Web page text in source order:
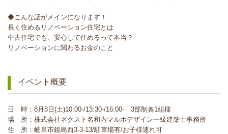
◆こんな話がメインになります！
長く住めるリノベーション住宅とは
中古住宅でも、安心して住めるって本当？
リノベーションに関わるお金のこと
イベント概要
日 時：8月8日(土)10:00-/13:30-/16:00- 3部制各1組様
場 所：株式会社ネクスト名和内マルホデザイン一級建築士事務所
住 所：岐阜市鏡島西3-3-13/駐車場有/お子様連れ可